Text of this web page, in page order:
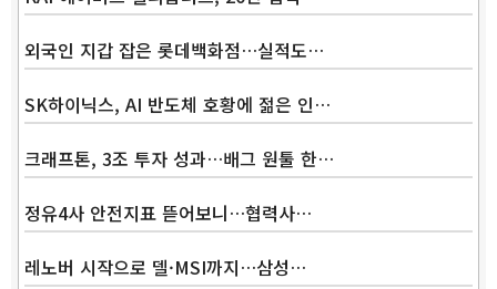
외국인 지갑 잡은 롯데백화점…실적도…
SK하이닉스, AI 반도체 호황에 젊은 인…
크래프톤, 3조 투자 성과…배그 원툴 한…
정유4사 안전지표 뜯어보니…협력사…
레노버 시작으로 델·MSI까지…삼성…